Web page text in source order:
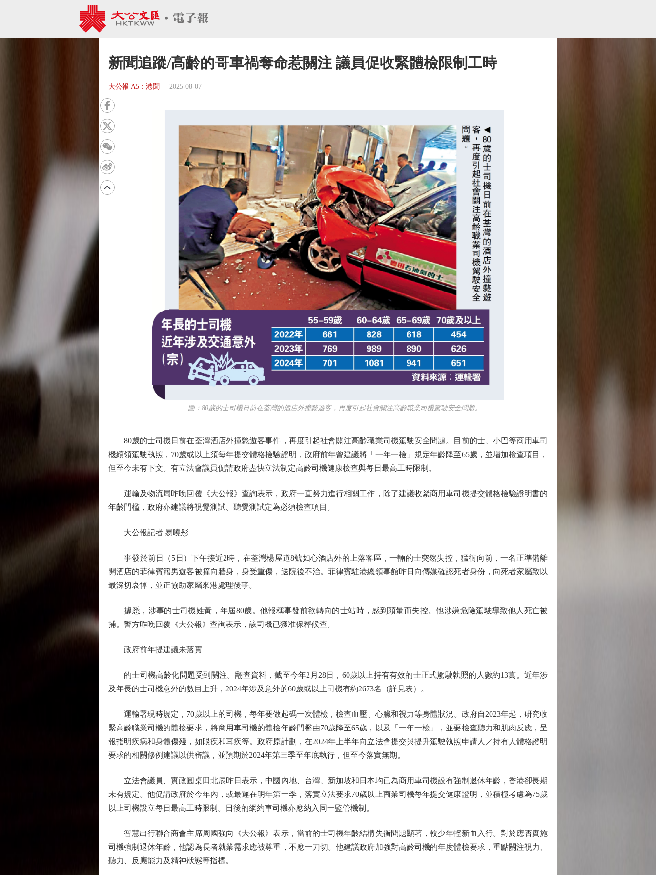
新聞追蹤/高齡的哥車禍奪命惹關注 議員促收緊體檢限制工時
大公報 A5：港聞 2025-08-07
圖：80歲的士司機日前在荃灣的酒店外撞斃遊客，再度引起社會關注高齡職業司機駕駛安全問題。
80歲的士司機日前在荃灣酒店外撞斃遊客事件，再度引起社會關注高齡職業司機駕駛安全問題。目前的士、小巴等商用車司
機續領駕駛執照，70歲或以上須每年提交體格檢驗證明，政府前年曾建議將「一年一檢」規定年齡降至65歲，並增加檢查項目，
但至今未有下文。有立法會議員促請政府盡快立法制定高齡司機健康檢查與每日最高工時限制。
運輸及物流局昨晚回覆《大公報》查詢表示，政府一直努力進行相關工作，除了建議收緊商用車司機提交體格檢驗證明書的
年齡門檻，政府亦建議將視覺測試、聽覺測試定為必須檢查項目。
大公報記者 易曉彤
事發於前日（5日）下午接近2時，在荃灣楊屋道8號如心酒店外的上落客區，一輛的士突然失控，猛衝向前，一名正準備離
開酒店的菲律賓籍男遊客被撞向牆身，身受重傷，送院後不治。菲律賓駐港總領事館昨日向傳媒確認死者身份，向死者家屬致以
最深切哀悼，並正協助家屬來港處理後事。
據悉，涉事的士司機姓黃，年屆80歲。他報稱事發前欲轉向的士站時，感到頭暈而失控。他涉嫌危險駕駛導致他人死亡被
捕。警方昨晚回覆《大公報》查詢表示，該司機已獲准保釋候查。
政府前年提建議未落實
的士司機高齡化問題受到關注。翻查資料，截至今年2月28日，60歲以上持有有效的士正式駕駛執照的人數約13萬。近年涉
及年長的士司機意外的數目上升，2024年涉及意外的60歲或以上司機有約2673名（詳見表）。
運輸署現時規定，70歲以上的司機，每年要做起碼一次體檢，檢查血壓、心臟和視力等身體狀況。政府自2023年起，研究收
緊高齡職業司機的體檢要求，將商用車司機的體檢年齡門檻由70歲降至65歲，以及「一年一檢」，並要檢查聽力和肌肉反應，呈
報指明疾病和身體傷殘，如眼疾和耳疾等。政府原計劃，在2024年上半年向立法會提交與提升駕駛執照申請人／持有人體格證明
要求的相關修例建議以供審議，並預期於2024年第三季至年底執行，但至今落實無期。
立法會議員、實政圓桌田北辰昨日表示，中國內地、台灣、新加坡和日本均已為商用車司機設有強制退休年齡，香港卻長期
未有規定。他促請政府於今年內，或最遲在明年第一季，落實立法要求70歲以上商業司機每年提交健康證明，並積極考慮為75歲
以上司機設立每日最高工時限制。日後的網約車司機亦應納入同一監管機制。
智慧出行聯合商會主席周國強向《大公報》表示，當前的士司機年齡結構失衡問題顯著，較少年輕新血入行。對於應否實施
司機強制退休年齡，他認為長者就業需求應被尊重，不應一刀切。他建議政府加強對高齡司機的年度體檢要求，重點關注視力、
聽力、反應能力及精神狀態等指標。